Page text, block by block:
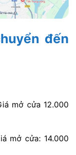
đến
mở cửa 12.000
mở cửa: 14.000